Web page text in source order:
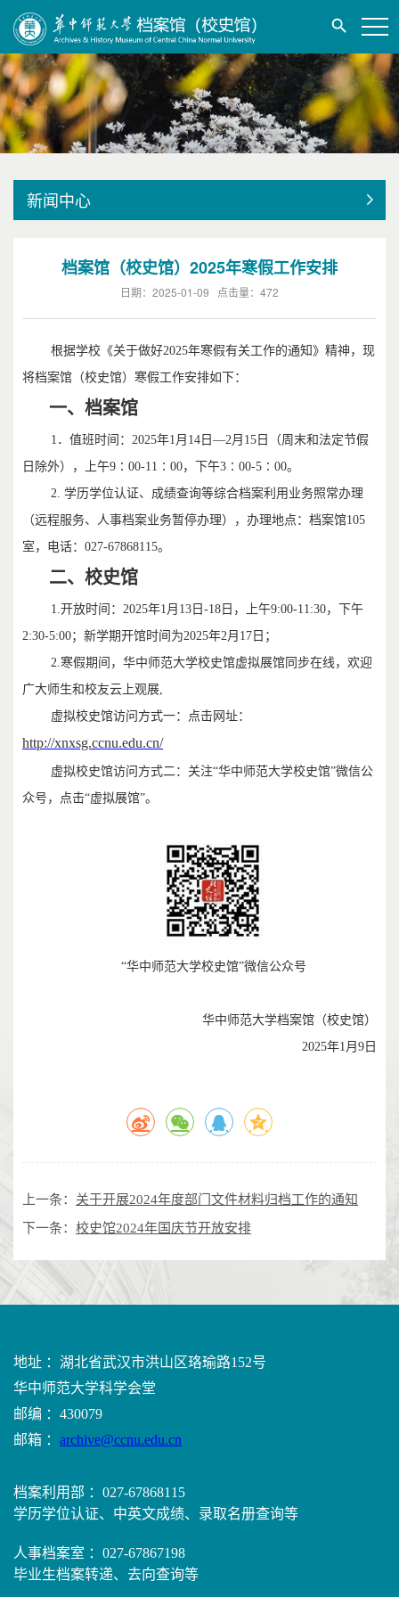
新闻中心
档案馆（校史馆）2025年寒假工作安排
日期：2025-01-09 点击量： 472
根据学校《关于做好2025年寒假有关工作的通知》精神，现
将档案馆（校史馆）寒假工作安排如下：
一、档案馆
1．值班时间：2025年1月14日—2月15日（周末和法定节假
日除外），上午9∶00-11∶00，下午3∶00-5∶00。
2. 学历学位认证、成绩查询等综合档案利用业务照常办理
（远程服务、人事档案业务暂停办理），办理地点：档案馆105
室，电话：027-67868115。
二、校史馆
1.开放时间：2025年1月13日-18日，上午9:00-11:30，下午
2:30-5:00；新学期开馆时间为2025年2月17日；
2.寒假期间，华中师范大学校史馆虚拟展馆同步在线，欢迎
广大师生和校友云上观展,
虚拟校史馆访问方式一：点击网址：
http://xnxsg.ccnu.edu.cn/
虚拟校史馆访问方式二：关注“华中师范大学校史馆”微信公
众号，点击“虚拟展馆”。
“华中师范大学校史馆”微信公众号
华中师范大学档案馆（校史馆）
2025年1月9日
上一条： 关于开展2024年度部门文件材料归档工作的通知
下一条： 校史馆2024年国庆节开放安排
地址 ：湖北省武汉市洪山区珞瑜路152号
华中师范大学科学会堂
邮编 ：430079
邮箱 ： archive@ccnu.edu.cn
档案利用部 ：027-67868115
学历学位认证、中英文成绩、录取名册查询等
人事档案室 ：027-67867198
毕业生档案转递、去向查询等